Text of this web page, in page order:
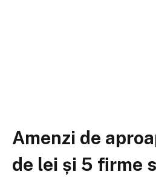
Amenzi de
de lei și 5 firme